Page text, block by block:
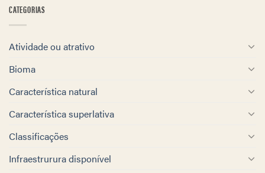
CATEGORIAS
Atividade ou atrativo
Bioma
Característica natural
Característica superlativa
Classificações
Infraestrurura disponível